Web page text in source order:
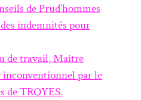
de Prud’hommes
indemnités pour
de travail, Maître
par le
de TROYES.